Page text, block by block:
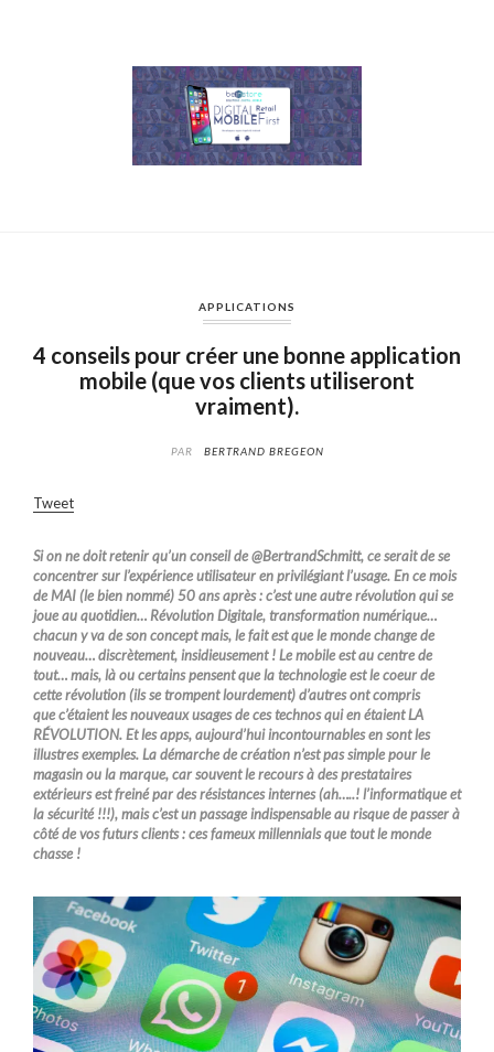
APPLICATIONS
4 conseils pour créer une bonne application
mobile (que vos clients utiliseront
vraiment).
PAR BERTRAND BREGEON
Tweet
Si on ne doit retenir qu’un conseil de @BertrandSchmitt, ce serait de se
concentrer sur l’expérience utilisateur en privilégiant l’usage. En ce mois
de MAI (le bien nommé) 50 ans après : c’est une autre révolution qui se
joue au quotidien… Révolution Digitale, transformation numérique…
chacun y va de son concept mais, le fait est que le monde change de
nouveau… discrètement, insidieusement ! Le mobile est au centre de
tout… mais, là ou certains pensent que la technologie est le coeur de
cette révolution (ils se trompent lourdement) d’autres ont compris
que c’étaient les nouveaux usages de ces technos qui en étaient LA
RÉVOLUTION. Et les apps, aujourd’hui incontournables en sont les
illustres exemples. La démarche de création n’est pas simple pour le
magasin ou la marque, car souvent le recours à des prestataires
extérieurs est freiné par des résistances internes (ah…..! l’informatique et
la sécurité !!!), mais c’est un passage indispensable au risque de passer à
côté de vos futurs clients : ces fameux millennials que tout le monde
chasse !